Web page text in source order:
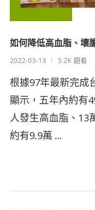
如何降低高血脂、壞
2022-03-13 5.2K 觀看
根據97年最新完成
顯示，五年內約有
人發生高血脂、13
約有9.9萬 …